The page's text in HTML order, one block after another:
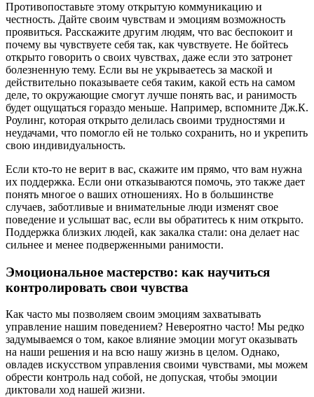
Противопоставьте этому открытую коммуникацию и
честность. Дайте своим чувствам и эмоциям возможность
проявиться. Расскажите другим людям, что вас беспокоит и
почему вы чувствуете себя так, как чувствуете. Не бойтесь
открыто говорить о своих чувствах, даже если это затронет
болезненную тему. Если вы не укрываетесь за маской и
действительно показываете себя таким, какой есть на самом
деле, то окружающие смогут лучше понять вас, и ранимость
будет ощущаться гораздо меньше. Например, вспомните Дж.К.
Роулинг, которая открыто делилась своими трудностями и
неудачами, что помогло ей не только сохранить, но и укрепить
свою индивидуальность.
Если кто-то не верит в вас, скажите им прямо, что вам нужна
их поддержка. Если они отказываются помочь, это также дает
понять многое о ваших отношениях. Но в большинстве
случаев, заботливые и внимательные люди изменят свое
поведение и услышат вас, если вы обратитесь к ним открыто.
Поддержка близких людей, как закалка стали: она делает нас
сильнее и менее подверженными ранимости.
Эмоциональное мастерство: как научиться
контролировать свои чувства
Как часто мы позволяем своим эмоциям захватывать
управление нашим поведением? Невероятно часто! Мы редко
задумываемся о том, какое влияние эмоции могут оказывать
на наши решения и на всю нашу жизнь в целом. Однако,
овладев искусством управления своими чувствами, мы можем
обрести контроль над собой, не допуская, чтобы эмоции
диктовали ход нашей жизни.